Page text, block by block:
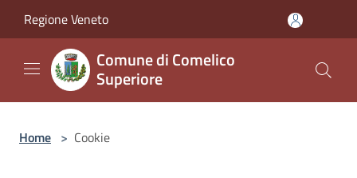
Regione Veneto
Comune di Comelico
Superiore
Home > Cookie